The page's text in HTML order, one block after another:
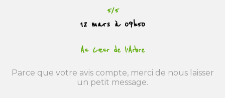
5/5
12 mars à 09h50
Au Cœur de l’Arbre
Parce que votre avis compte, merci de nous laisser
un petit message.